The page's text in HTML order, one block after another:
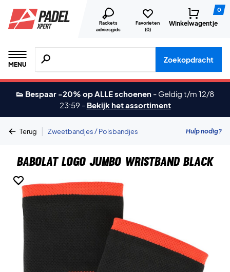
Rackets
adviesgids
Favorieten
(0)
0
Winkelwagentje
MENU
Zoeken naar producten, merken etc.
Zoekopdracht
👟 Bespaar -20% op ALLE schoenen - Geldig t/m 12/8
23:59 - Bekijk het assortiment
Terug | Zweetbandjes / Polsbandjes Hulp nodig?
Babolat Logo Jumbo Wristband Black